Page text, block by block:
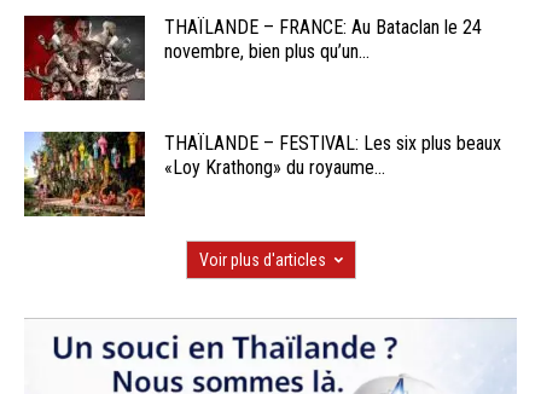
THAÏLANDE – FRANCE: Au Bataclan le 24
novembre, bien plus qu’un...
THAÏLANDE – FESTIVAL: Les six plus beaux
«Loy Krathong» du royaume...
Voir plus d'articles